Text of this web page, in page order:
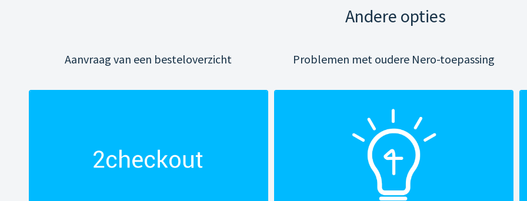
Andere opties
Aanvraag van een besteloverzicht Problemen met oudere Nero-toepassing